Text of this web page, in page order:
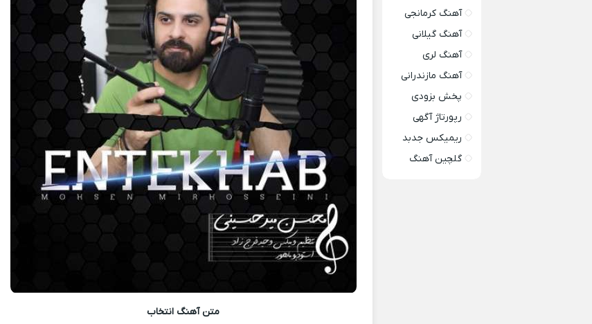
متن آهنگ انتخاب
آهنگ کرمانجی
آهنگ گیلانی
آهنگ لری
آهنگ مازندرانی
پخش بزودی
رپورتاژ آگهی
ریمیکس جدبد
گلچین آهنگ